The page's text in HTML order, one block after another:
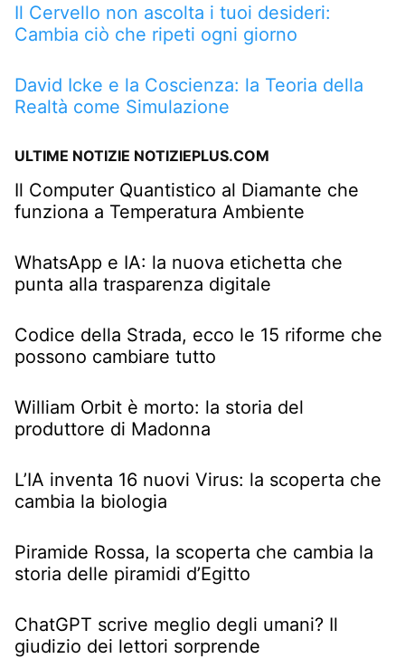
Il Cervello non ascolta i tuoi desideri:
Cambia ciò che ripeti ogni giorno
David Icke e la Coscienza: la Teoria della
Realtà come Simulazione
ULTIME NOTIZIE NOTIZIEPLUS.COM
Il Computer Quantistico al Diamante che
funziona a Temperatura Ambiente
WhatsApp e IA: la nuova etichetta che
punta alla trasparenza digitale
Codice della Strada, ecco le 15 riforme che
possono cambiare tutto
William Orbit è morto: la storia del
produttore di Madonna
L’IA inventa 16 nuovi Virus: la scoperta che
cambia la biologia
Piramide Rossa, la scoperta che cambia la
storia delle piramidi d’Egitto
ChatGPT scrive meglio degli umani? Il
giudizio dei lettori sorprende